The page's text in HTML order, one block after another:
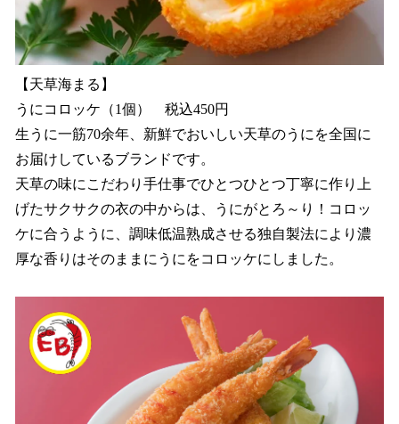
【天草海まる】
うにコロッケ（1個） 税込450円
生うに一筋70余年、新鮮でおいしい天草のうにを全国に
お届けしているブランドです。
天草の味にこだわり手仕事でひとつひとつ丁寧に作り上
げたサクサクの衣の中からは、うにがとろ～り！コロッ
ケに合うように、調味低温熟成させる独自製法により濃
厚な香りはそのままにうにをコロッケにしました。